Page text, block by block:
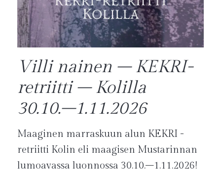
Villi nainen – KEKRI-
retriitti – Kolilla
30.10.–1.11.2026
Maaginen marraskuun alun KEKRI -
retriitti Kolin eli maagisen Mustarinnan
lumoavassa luonnossa 30.10.–1.11.2026!